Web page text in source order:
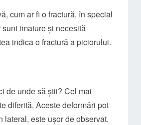
cum ar fi o fractură, în special
imature și necesită
indica o fractură a piciorului.
de unde să știi? Cel mai
diferită. Aceste deformări pot
este ușor de observat.